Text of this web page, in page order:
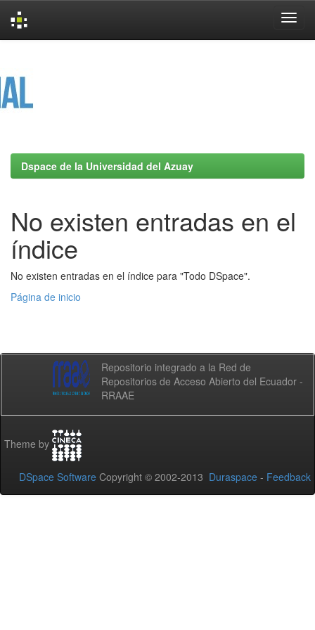
Dspace de la Universidad del Azuay
No existen entradas en el
índice
No existen entradas en el índice para "Todo DSpace".
Página de inicio
Repositorio integrado a la Red de
Repositorios de Acceso Abierto del Ecuador -
RRAAE
Theme by
DSpace Software Copyright © 2002-2013 Duraspace - Feedback